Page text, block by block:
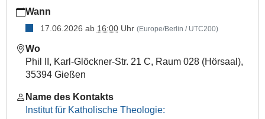
giessen.de/de/fbz/fb04/institute/evtheo/aktuelles/
Academicus
Theologischen
der
Wann
17.06.2026 ab 16:00Uhr (Europe/Berlin / UTC200)
Wo
Phil II, Karl-Glöckner-Str. 21 C, Raum 028 (Hörsaal),
35394 Gießen
Name des Kontakts
Institut für Katholische Theologie: